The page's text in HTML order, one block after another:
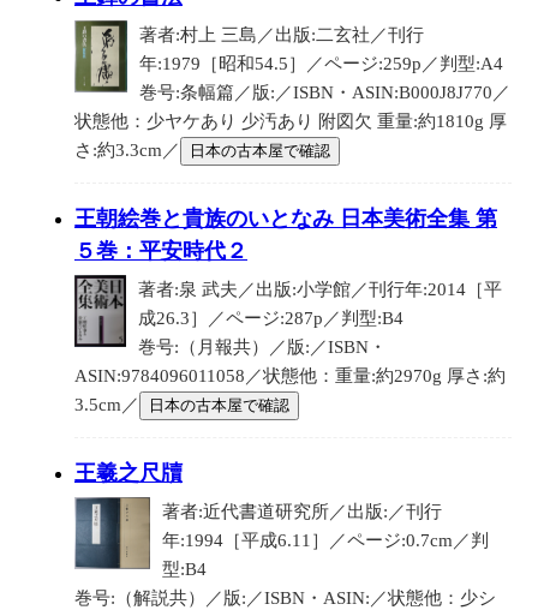
著者:村上 三島／出版:二玄社／刊行
年:1979［昭和54.5］／ページ:259p／判型:A4
巻号:条幅篇／版:／ISBN・ASIN:B000J8J770／
状態他：少ヤケあり 少汚あり 附図欠 重量:約1810g 厚
さ:約3.3cm／
日本の古本屋で確認
王朝絵巻と貴族のいとなみ 日本美術全集 第
５巻：平安時代２
著者:泉 武夫／出版:小学館／刊行年:2014［平
成26.3］／ページ:287p／判型:B4
巻号:（月報共）／版:／ISBN・
ASIN:9784096011058／状態他：重量:約2970g 厚さ:約
3.5cm／
日本の古本屋で確認
王羲之尺牘
著者:近代書道研究所／出版:／刊行
年:1994［平成6.11］／ページ:0.7cm／判
型:B4
巻号:（解説共）／版:／ISBN・ASIN:／状態他：少シ